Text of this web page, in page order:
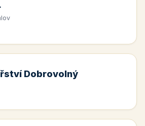
Dobrovolný